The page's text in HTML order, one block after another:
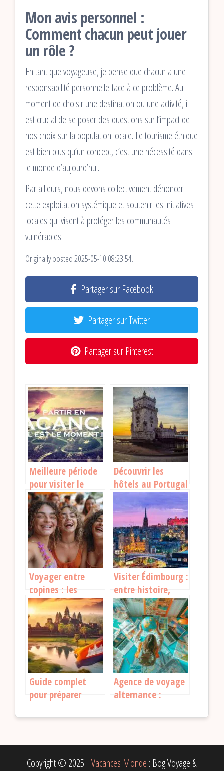
Mon avis personnel :
Comment chacun peut jouer
un rôle ?
En tant que voyageuse, je pense que chacun a une
responsabilité personnelle face à ce problème. Au
moment de choisir une destination ou une activité, il
est crucial de se poser des questions sur l’impact de
nos choix sur la population locale. Le tourisme éthique
est bien plus qu’un concept, c’est une nécessité dans
le monde d’aujourd’hui.
Par ailleurs, nous devons collectivement dénoncer
cette exploitation systémique et soutenir les initiatives
locales qui visent à protéger les communautés
vulnérables.
Originally posted 2025-05-10 08:23:54.
Partager sur Facebook
Partager sur Twitter
Partager sur Pinterest
Meilleure période
pour visiter le
Mexique : quand
partir ?
Découvrir les
hôtels au Portugal
: un voyage entre
luxe, charme et
détente
Voyager entre
copines : les
secrets pour des
voyages
inoubliables
Visiter Édimbourg :
entre histoire,
culture et lieux
incontournables
Guide complet
pour préparer
Cambodge :
Agence de voyage
alternance :
le bon contrat et
Copyright © 2025 -Vacances Monde : Bog Voyage &